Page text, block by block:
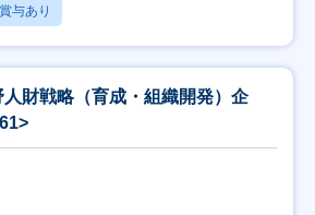
賞与あり
人財戦略（育成・組織開発）企